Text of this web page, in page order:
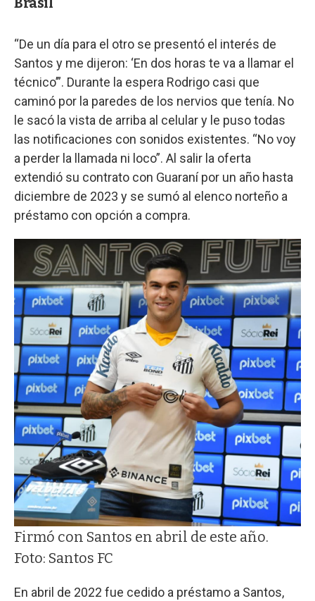
“De un día para el otro se presentó el interés de
Santos y me dijeron: ‘En dos horas te va a llamar el
técnico’”. Durante la espera Rodrigo casi que
caminó por la paredes de los nervios que tenía. No
le sacó la vista de arriba al celular y le puso todas
las notificaciones con sonidos existentes. “No voy
a perder la llamada ni loco”. Al salir la oferta
extendió su contrato con Guaraní por un año hasta
diciembre de 2023 y se sumó al elenco norteño a
préstamo con opción a compra.
Firmó con Santos en abril de este año.
Foto: Santos FC
En abril de 2022 fue cedido a préstamo a Santos,